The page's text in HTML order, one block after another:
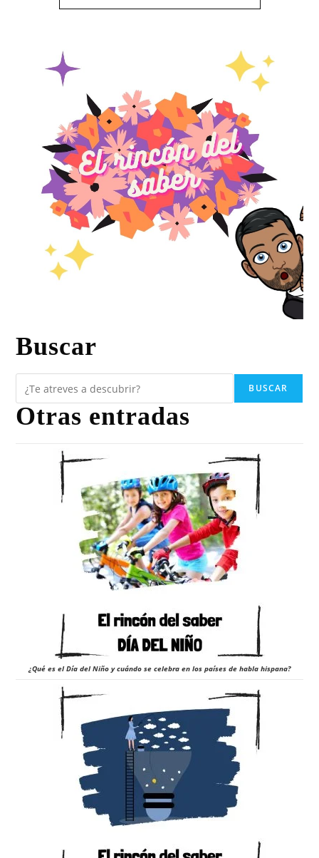
Buscar
BUSCAR
Otras entradas
¿Qué es el Día del Niño y cuándo se celebra en los países de habla hispana?